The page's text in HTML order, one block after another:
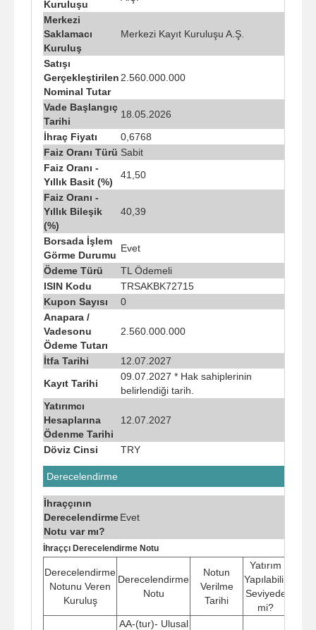
Kuruluşu
Merkezi
Saklamacı
Kuruluş
Merkezi Kayıt Kuruluşu A.Ş.
Satışı
Gerçekleştirilen
Nominal Tutar
2.560.000.000
Vade Başlangıç
Tarihi
18.05.2026
İhraç Fiyatı
0,6768
Faiz Oranı Türü Sabit
Faiz Oranı -
Yıllık Basit (%)
41,50
Faiz Oranı -
Yıllık Bileşik
(%)
40,39
Borsada İşlem
Görme Durumu
Evet
Ödeme Türü
TL Ödemeli
ISIN Kodu
TRSAKBK72715
Kupon Sayısı
0
Anapara /
Vadesonu
Ödeme Tutarı
2.560.000.000
İtfa Tarihi
12.07.2027
Kayıt Tarihi
09.07.2027 * Hak sahiplerinin
belirlendiği tarih.
Yatırımcı
Hesaplarına
Ödenme Tarihi
12.07.2027
Döviz Cinsi TRY
Derecelendirme
İhraççının
Derecelendirme
Notu var mı?
Evet
İhraççı Derecelendirme Notu
Derecelendirme
Notunu Veren
Kuruluş
Derecelendirme
Notu
Notun
Verilme
Tarihi
Yatırım
Yapılabilir
Seviyede
mi?
AA-(tur)- Ulusal